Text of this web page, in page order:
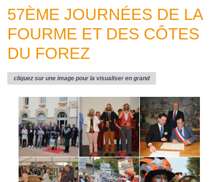
57ÈME JOURNÉES DE LA
FOURME ET DES CÔTES
DU FOREZ
cliquez sur une image pour la visualiser en grand